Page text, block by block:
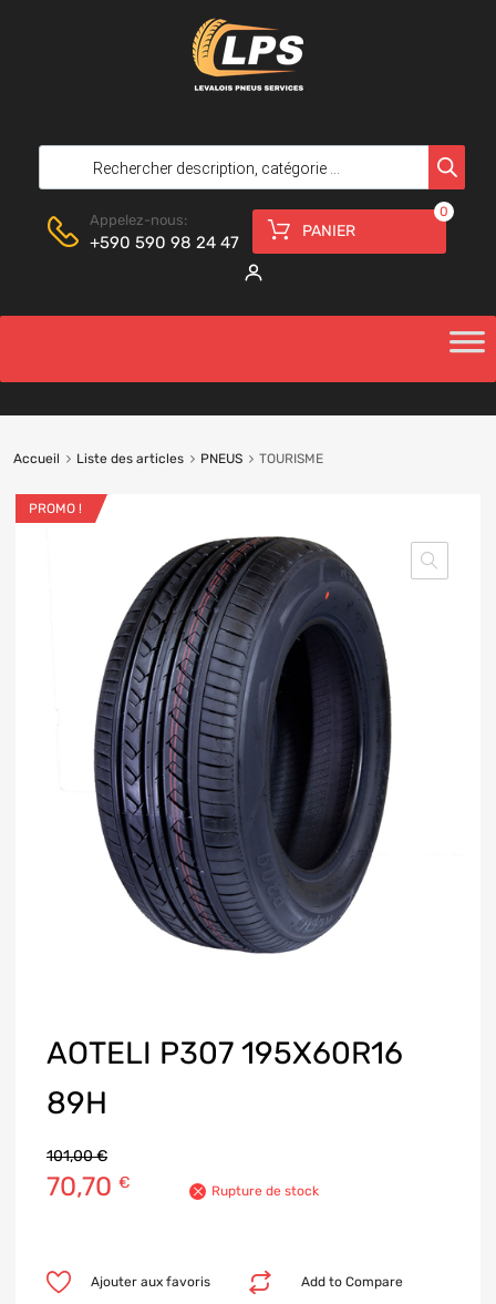
Appelez-nous:
+590 590 98 24 47
PANIER
0
Accueil Liste des articles PNEUS TOURISME
PROMO !
AOTELI P307 195X60R16
89H
101,00€
70,70 € Rupture de stock
Add to Compare
Ajouter aux favoris